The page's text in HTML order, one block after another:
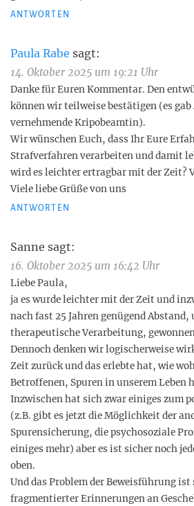
ANTWORTEN
Paula Rabe sagt:
14. Oktober 2025 um 19:21 Uhr
Danke für Euren Kommentar. Den
können wir teilweise bestätigen (es gab
vernehmende Kripobeamtin).
Wir wünschen Euch, dass Ihr Eure
Strafverfahren verarbeiten und damit
wird es leichter ertragbar mit der Zeit?
Viele liebe Grüße von uns
ANTWORTEN
Sanne sagt:
16. Oktober 2025 um 16:42 Uhr
Liebe Paula,
ja es wurde leichter mit der Zeit und
nach fast 25 Jahren genügend Abstand,
therapeutische Verarbeitung,
Dennoch denken wir logischerweise
Zeit zurück und das erlebte hat, wie
Betroffenen, Spuren in unserem Leben
Inzwischen hat sich zwar einiges zum
(z.B. gibt es jetzt die Möglichkeit der
Spurensicherung, die psychosoziale
einiges mehr) aber es ist sicher noch
oben.
Und das Problem der Beweisführung ist
fragmentierter Erinnerungen an